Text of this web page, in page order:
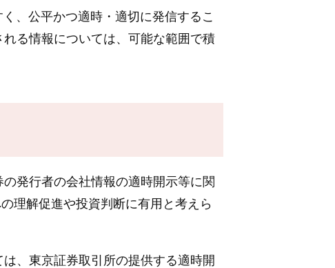
、公平かつ適時・適切に発信するこ
る情報については、可能な範囲で積
発行者の会社情報の適時開示等に関
理解促進や投資判断に有用と考えら
、東京証券取引所の提供する適時開